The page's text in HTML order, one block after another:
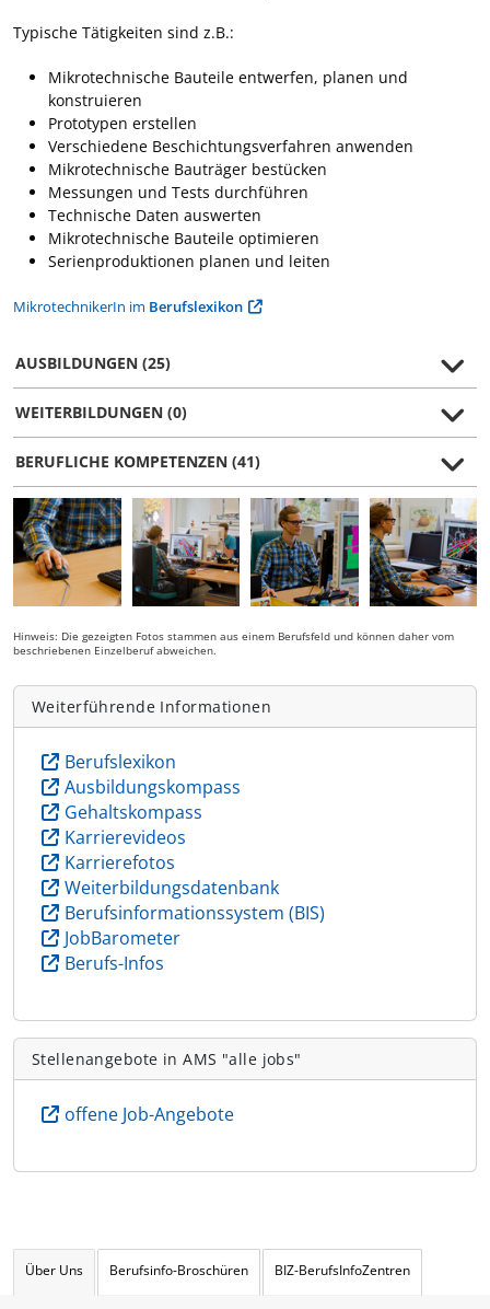
Typische Tätigkeiten sind z.B.:
Mikrotechnische Bauteile entwerfen, planen und
konstruieren
Prototypen erstellen
Verschiedene Beschichtungsverfahren anwenden
Mikrotechnische Bauträger bestücken
Messungen und Tests durchführen
Technische Daten auswerten
Mikrotechnische Bauteile optimieren
Serienproduktionen planen und leiten
MikrotechnikerIn im Berufslexikon
AUSBILDUNGEN (25)
WEITERBILDUNGEN (0)
BERUFLICHE KOMPETENZEN (41)
Hinweis: Die gezeigten Fotos stammen aus einem Berufsfeld und können daher vom
beschriebenen Einzelberuf abweichen.
Weiterführende Informationen
Berufslexikon
Ausbildungskompass
Gehaltskompass
Karrierevideos
Karrierefotos
Weiterbildungsdatenbank
Berufsinformationssystem (BIS)
JobBarometer
Berufs-Infos
Stellenangebote in AMS "alle jobs"
offene Job-Angebote
Über Uns Berufsinfo-Broschüren BIZ-BerufsInfoZentren